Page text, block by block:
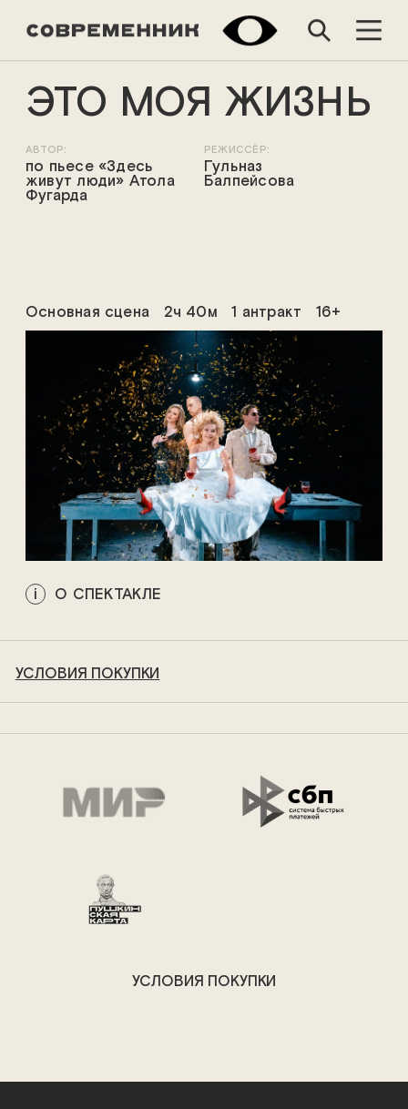
ЭТО МОЯ ЖИЗНЬ
АВТОР:
по пьесе «Здесь
живут люди» Атола
Фугарда
РЕЖИССЁР:
Гульназ
Балпейсова
Основная сцена 2ч 40м 1 антракт 16+
О СПЕКТАКЛЕ
УСЛОВИЯ ПОКУПКИ
УСЛОВИЯ ПОКУПКИ